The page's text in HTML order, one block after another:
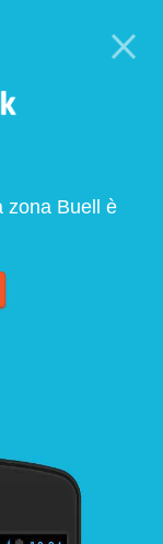
zona Buell è